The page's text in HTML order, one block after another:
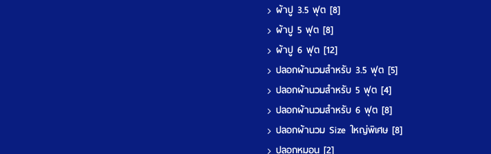
ผ้าปู 3.5 ฟุต [8]
ผ้าปู 5 ฟุต [8]
ผ้าปู 6 ฟุต [12]
ปลอกผ้านวมสำหรับ 3.5 ฟุต [5]
ปลอกผ้านวมสำหรับ 5 ฟุต [4]
ปลอกผ้านวมสำหรับ 6 ฟุต [8]
ปลอกผ้านวม Size ใหญ่พิเศษ [8]
ปลอกหมอน [2]